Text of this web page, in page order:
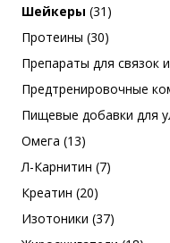
Шейкеры (31)
Протеины (30)
Препараты для связок
Предтренировочные
Пищевые добавки для
Омега (13)
Л-Карнитин (7)
Креатин (20)
Изотоники (37)